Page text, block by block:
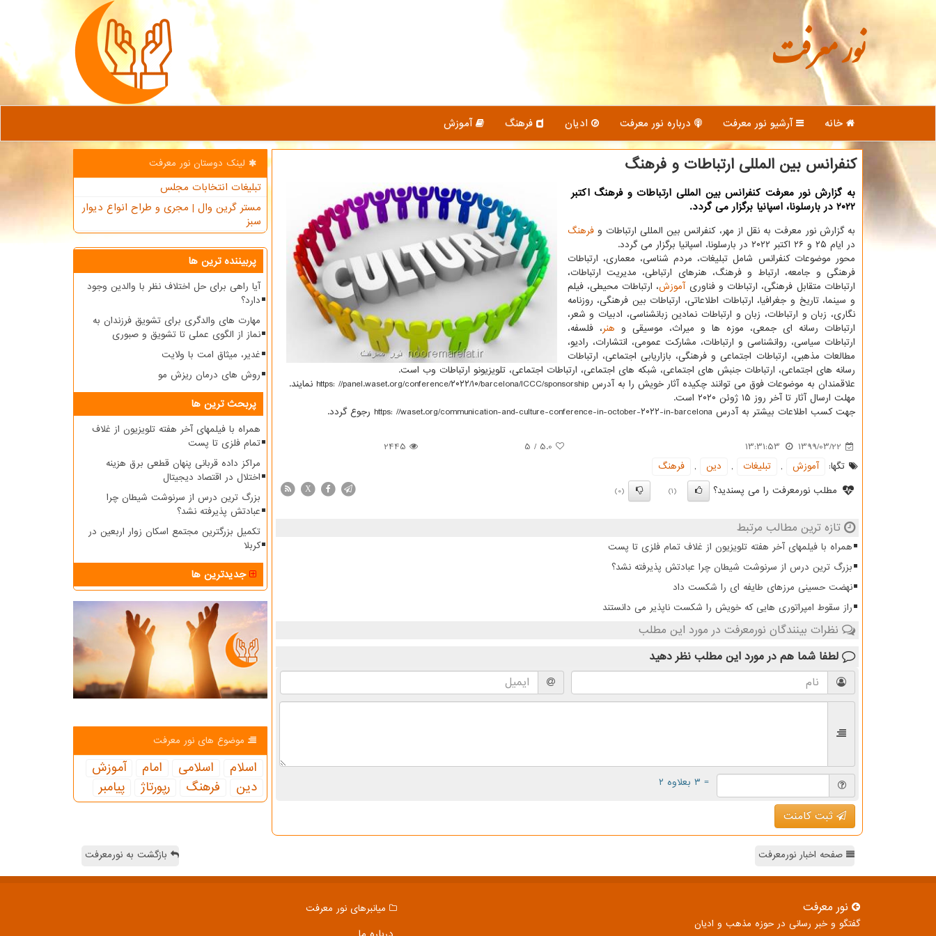
نور معرفت
خانه آرشیو نور معرفت درباره نور معرفت ادیان فرهنگ آموزش
كنفرانس بین المللی ارتباطات و فرهنگ
به گزارش نور معرفت كنفرانس بین المللی ارتباطات و فرهنگ اكتبر
۲۰۲۲ در بارسلونا، اسپانیا برگزار می گردد.
به گزارش نور معرفت به نقل از مهر، کنفرانس بین المللی ارتباطات وفرهنگ
در ایام ۲۵ و ۲۶ اکتبر ۲۰۲۲ در بارسلونا، اسپانیا برگزار می گردد.
محور موضوعات کنفرانس شامل تبلیغات، مردم شناسی، معماری، ارتباطات
فرهنگی و جامعه، ارتباط و فرهنگ، هنرهای ارتباطی، مدیریت ارتباطات،
ارتباطات متقابل فرهنگی، ارتباطات و فناوریآموزش، ارتباطات محیطی، فیلم
و سینما، تاریخ و جغرافیا، ارتباطات اطلاعاتی، ارتباطات بین فرهنگی، روزنامه
نگاری، زبان و ارتباطات، زبان و ارتباطات نمادین زبانشناسی، ادبیات و شعر،
ارتباطات رسانه ای جمعی، موزه ها و میراث، موسیقی و هنر، فلسفه،
ارتباطات سیاسی، روانشناسی و ارتباطات، مشارکت عمومی، انتشارات، رادیو،
مطالعات مذهبی، ارتباطات اجتماعی و فرهنگی، بازاریابی اجتماعی، ارتباطات
رسانه های اجتماعی، ارتباطات جنبش های اجتماعی، شبکه های اجتماعی، ارتباطات اجتماعی، تلویزیونو ارتباطات وب است.
علاقمندان به موضوعات فوق می توانند چکیده آثار خویش را به آدرس https: //panel.waset.org/conference/۲۰۲۲/۱۰/barcelona/ICCC/sponsorship نمایند.
مهلت ارسال آثار تا آخر روز ۱۵ ژوئن ۲۰۲۰ است.
جهت کسب اطلاعات بیشتر به آدرس https: //waset.org/communication-and-culture-conference-in-october-۲۰۲۲-in-barcelona رجوع گردد.
1399/03/22
13:31:53
5.0
/
5
2445
تگها:
آموزش , تبلیغات , دین ,
فرهنگ
مطلب نورمعرفت را می پسندید؟
(1)
(0)
X
تازه ترین مطالب مرتبط
همراه با فیلمهای آخر هفته تلویزیون از غلاف تمام فلزی تا پست
بزرگ ترین درس از سرنوشت شیطان چرا عبادتش پذیرفته نشد؟
نهضت حسینی مرزهای طایفه ای را شکست داد
راز سقوط امپراتوری هایی که خویش را شکست ناپذیر می دانستند
نظرات بینندگان نورمعرفت در مورد این مطلب
لطفا شما هم در مورد این مطلب نظر دهید
= ۳ بعلاوه ۲
ثبت کامنت
لینک دوستان نور معرفت
تبلیغات انتخابات مجلس
مستر گرین وال | مجری و طراح انواع دیوار
سبز
پربیننده ترین ها
آیا راهی برای حل اختلاف نظر با والدین وجود
دارد؟
مهارت های والدگری برای تشویق فرزندان به
نماز از الگوی عملی تا تشویق و صبوری
غدیر، میثاق امت با ولایت
روش های درمان ریزش مو
پربحث ترین ها
همراه با فیلمهای آخر هفته تلویزیون از غلاف
تمام فلزی تا پست
مراکز داده قربانی پنهان قطعی برق هزینه
اختلال در اقتصاد دیجیتال
بزرگ ترین درس از سرنوشت شیطان چرا
عبادتش پذیرفته نشد؟
تکمیل بزرگترین مجتمع اسکان زوار اربعین در
کربلا
جدیدترین ها
موضوع های نور معرفت
اسلام اسلامی امام
آموزش
دین
فرهنگ رپورتاژ پیامبر
صفحه اخبار نورمعرفت بازگشت به نورمعرفت
نور معرفت
گفتگو و خبر رسانی در حوزه مذهب و ادیان
میانبرهای نور معرفت